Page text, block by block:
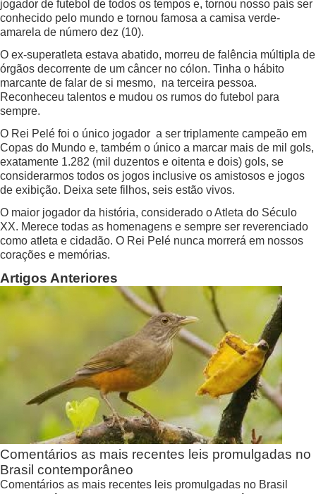
jogador de futebol de todos os tempos e, tornou nosso país ser
conhecido pelo mundo e tornou famosa a camisa verde-
amarela de número dez (10).
O ex-superatleta estava abatido, morreu de falência múltipla de
órgãos decorrente de um câncer no cólon. Tinha o hábito
marcante de falar de si mesmo, na terceira pessoa.
Reconheceu talentos e mudou os rumos do futebol para
sempre.
O Rei Pelé foi o único jogador a ser triplamente campeão em
Copas do Mundo e, também o único a marcar mais de mil gols,
exatamente 1.282 (mil duzentos e oitenta e dois) gols, se
considerarmos todos os jogos inclusive os amistosos e jogos
de exibição. Deixa sete filhos, seis estão vivos.
O maior jogador da história, considerado o Atleta do Século
XX. Merece todas as homenagens e sempre ser reverenciado
como atleta e cidadão. O Rei Pelé nunca morrerá em nossos
corações e memórias.
Artigos Anteriores
Comentários as mais recentes leis promulgadas no
Brasil contemporâneo
Comentários as mais recentes leis promulgadas no Brasil